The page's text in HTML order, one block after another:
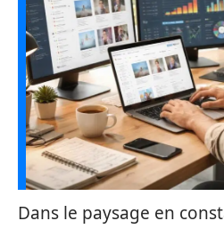
Dans le paysage en